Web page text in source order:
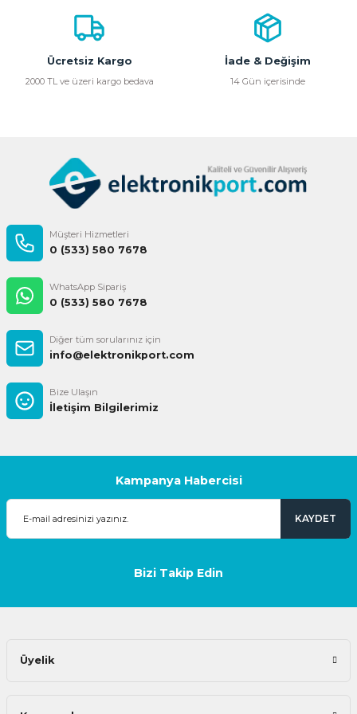
Ürün bilgilerinde hatalar bulunuyor.
Ürün fiyatı diğer sitelerden daha pahalı.
Bu ürüne benzer farklı alternatifler olmalı.
Ücretsiz Kargo
2000 TL ve üzeri kargo bedava
İade & Değişim
14 Gün içerisinde
Müşteri Hizmetleri
0 (533) 580 7678
WhatsApp Sipariş
0 (533) 580 7678
Diğer tüm sorularınız için
info@elektronikport.com
Bize Ulaşın
İletişim Bilgilerimiz
Kampanya Habercisi
KAYDET
Bizi Takip Edin
Üyelik